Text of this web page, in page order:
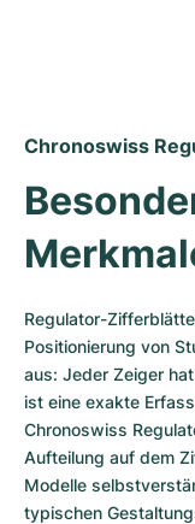
Chronoswiss
Regulator-
Positionierung von
aus: Jeder Zeiger
ist eine exakte
Chronoswiss
Aufteilung auf dem
Modelle
typischen